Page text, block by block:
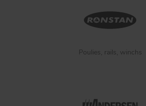
Poulies, rails, winchs